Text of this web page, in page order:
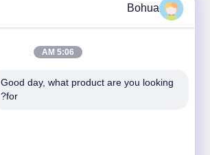
Bohua
5:06 AM
Good day, what product are you looking
for?